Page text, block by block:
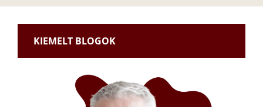
KIEMELT BLOGOK